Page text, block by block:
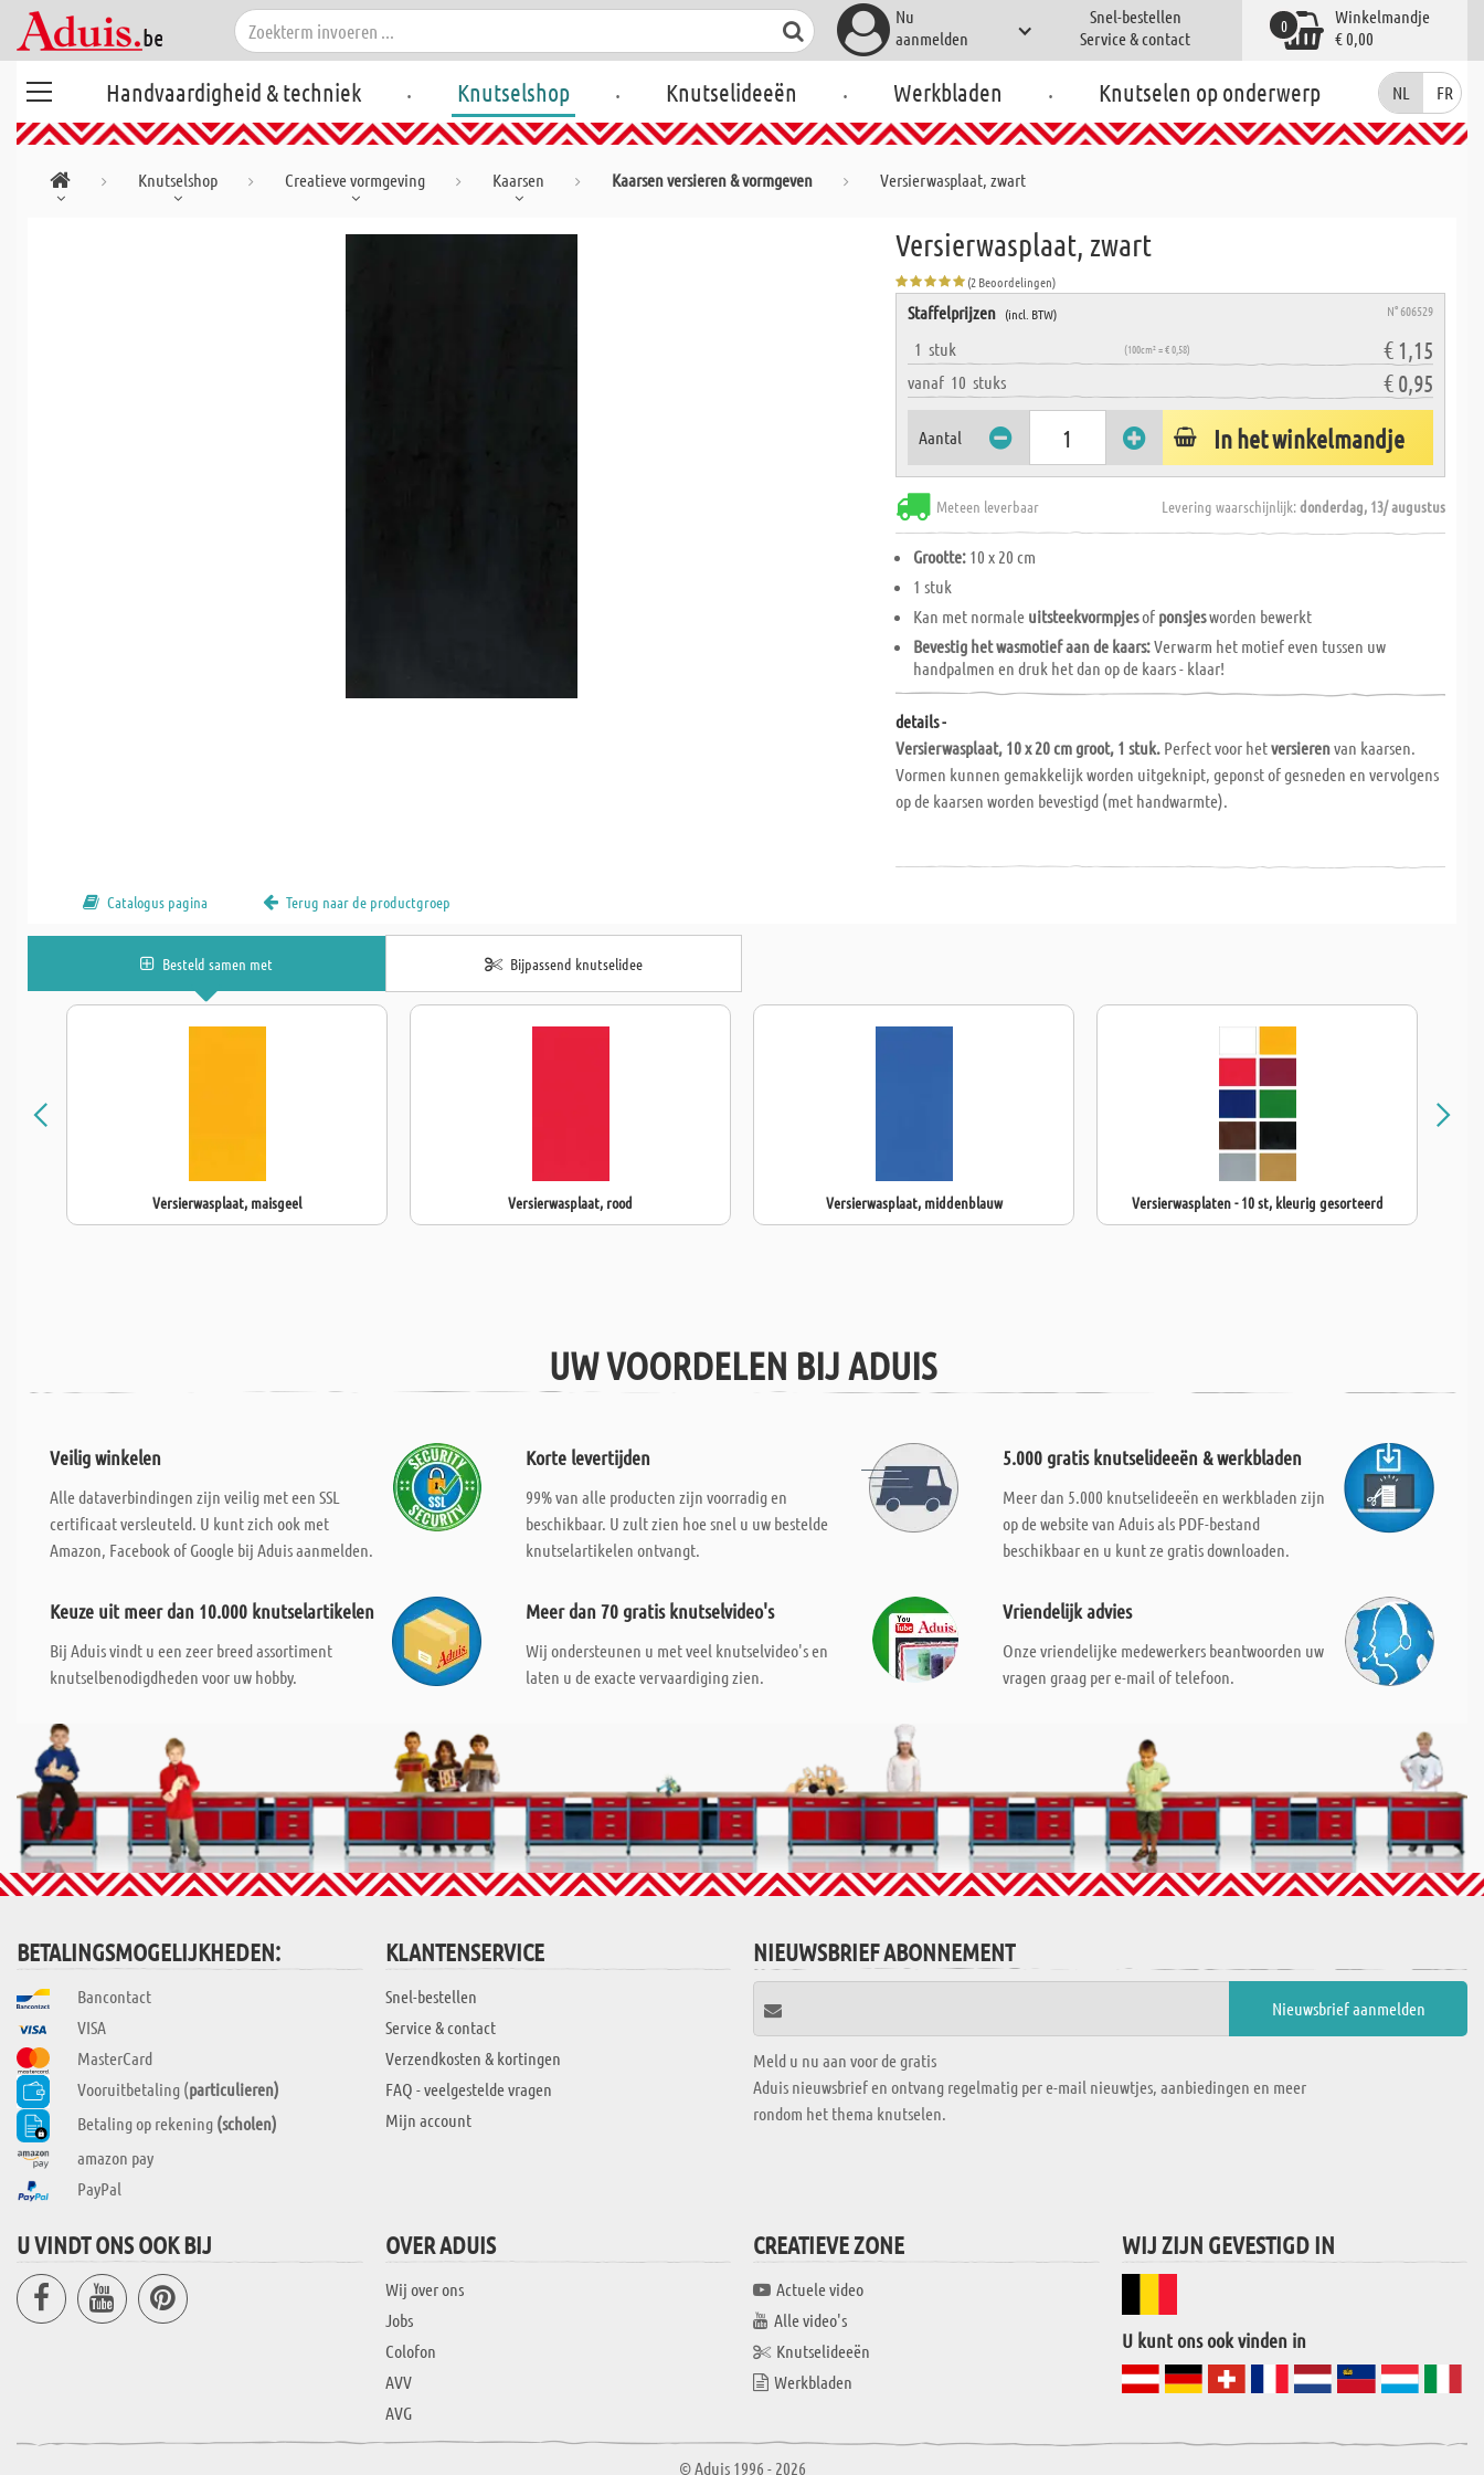
Nu
aanmelden
Snel-bestellen
Service & contact
Winkelmandje
€ 0,00
0
Handvaardigheid & techniek . Knutselshop . Knutselideeën . Werkbladen . Knutselen op onderwerp NL FR
Knutselshop Creatieve vormgeving Kaarsen Kaarsen versieren & vormgeven Versierwasplaat, zwart
Versierwasplaat, zwart
(2 Beoordelingen)
Staffelprijzen (incl. BTW) N° 606529
1stuk (100cm² = € 0,58) € 1,15
vanaf 10stuks € 0,95
Aantal In het winkelmandje
Meteen leverbaar Levering waarschijnlijk:donderdag, 13/ augustus
Grootte: 10 x 20 cm
1 stuk
Kan met normale uitsteekvormpjesof ponsjesworden bewerkt
Bevestig het wasmotief aan de kaars:Verwarm het motief even tussen uw
handpalmen en druk het dan op de kaars - klaar!
details -
Versierwasplaat, 10 x 20 cm groot, 1 stuk. Perfect voor hetversierenvan kaarsen.
Vormen kunnen gemakkelijk worden uitgeknipt, geponst of gesneden en vervolgens
op de kaarsen worden bevestigd (met handwarmte).
Catalogus pagina Terug naar de productgroep
Besteld samen met Bijpassend knutselidee
Versierwasplaat, maisgeel Versierwasplaat, rood Versierwasplaat, middenblauw Versierwasplaten - 10 st, kleurig gesorteerd
UW VOORDELEN BIJ ADUIS
Veilig winkelen
Alle dataverbindingen zijn veilig met een SSL
certificaat versleuteld. U kunt zich ook met
Amazon, Facebook of Google bij Aduis aanmelden.
Korte levertijden
99% van alle producten zijn voorradig en
beschikbaar. U zult zien hoe snel u uw bestelde
knutselartikelen ontvangt.
5.000 gratis knutselideeën & werkbladen
Meer dan 5.000 knutselideeën en werkbladen zijn
op de website van Aduis als PDF-bestand
beschikbaar en u kunt ze gratis downloaden.
Keuze uit meer dan 10.000 knutselartikelen
Bij Aduis vindt u een zeer breed assortiment
knutselbenodigdheden voor uw hobby.
Meer dan 70 gratis knutselvideo's
Wij ondersteunen u met veel knutselvideo's en
laten u de exacte vervaardiging zien.
Vriendelijk advies
Onze vriendelijke medewerkers beantwoorden uw
vragen graag per e-mail of telefoon.
BETALINGSMOGELIJKHEDEN:
Bancontact
VISA
MasterCard
Vooruitbetaling (particulieren)
Betaling op rekening (scholen)
amazon pay
PayPal
KLANTENSERVICE
Snel-bestellen
Service & contact
Verzendkosten & kortingen
FAQ - veelgestelde vragen
Mijn account
NIEUWSBRIEF ABONNEMENT
Meld u nu aan voor de gratis
Aduis nieuwsbrief en ontvang regelmatig per e-mail nieuwtjes, aanbiedingen en meer
rondom het thema knutselen.
U VINDT ONS OOK BIJ OVER ADUIS
Wij over ons
Jobs
Colofon
AVV
AVG
CREATIEVE ZONE
Actuele video
Alle video's
Knutselideeën
Werkbladen
WIJ ZIJN GEVESTIGD IN
U kunt ons ook vinden in
© Aduis 1996 - 2026